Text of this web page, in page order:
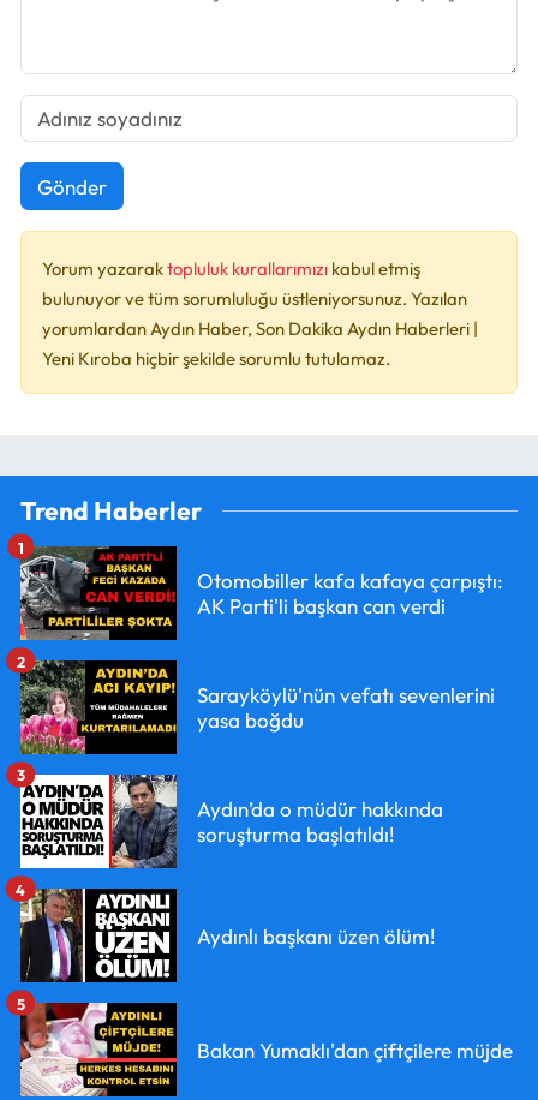
Gönder
Yorum yazaraktopluluk kurallarımızı kabul etmiş
bulunuyor ve tüm sorumluluğu üstleniyorsunuz. Yazılan
yorumlardan Aydın Haber, Son Dakika Aydın Haberleri |
Yeni Kıroba hiçbir şekilde sorumlu tutulamaz.
Trend Haberler
Otomobiller kafa kafaya çarpıştı:
AK Parti'li başkan can verdi
1
Sarayköylü'nün vefatı sevenlerini
yasa boğdu
2
Aydın’da o müdür hakkında
soruşturma başlatıldı!
3
Aydınlı başkanı üzen ölüm!
4
Bakan Yumaklı'dan çiftçilere müjde
5